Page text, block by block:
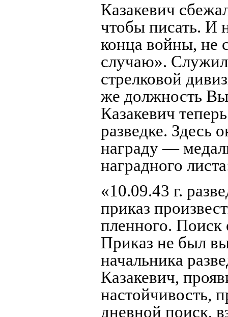
Казакевич
чтобы писать. И
конца войны, не
случаю».
стрелковой
же должность
Казакевич
разведке. Здесь
награду —
наградного
«10.09.43 г.
приказ
пленного. Поиск
Приказ не был
начальника
Казакевич,
настойчивость,
дневной поиск,